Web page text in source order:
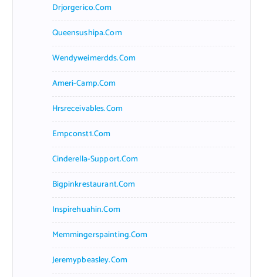
Drjorgerico.com
Queensushipa.com
Wendyweimerdds.com
Ameri-Camp.com
Hrsreceivables.com
Empconst1.com
Cinderella-Support.com
Bigpinkrestaurant.com
Inspirehuahin.com
Memmingerspainting.com
Jeremypbeasley.com